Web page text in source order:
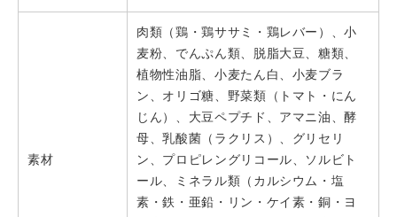
素材
肉類（鶏・鶏ササミ・鶏レバー）、小
麦粉、でんぷん類、脱脂大豆、糖類、
植物性油脂、小麦たん白、小麦ブラ
ン、オリゴ糖、野菜類（トマト・にん
じん）、大豆ペプチド、アマニ油、酵
母、乳酸菌（ラクリス）、グリセリ
ン、プロピレングリコール、ソルビト
ール、ミネラル類（カルシウム・塩
素・鉄・亜鉛・リン・ケイ素・銅・ヨ